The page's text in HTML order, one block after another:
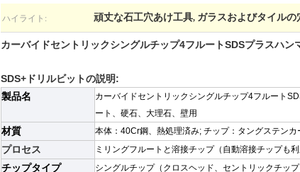
ハイライト: 頑丈な石工穴あけ工具, ガラスおよびタイルの
カーバイドセントリックシングルチップ4フルートSDSプラスハ
SDS+ドリルビットの説明:
製品名
カーバイドセントリックシングルチップ4フルート
ート、硬石、大理石、壁用
材質 本体：40Cr鋼、熱処理済み; チップ：タングステン
プロセス ミリングフルートと溶接チップ（自動溶接チップも利
チップタイプ シングルチップ（クロスヘッド、セントリックチップ